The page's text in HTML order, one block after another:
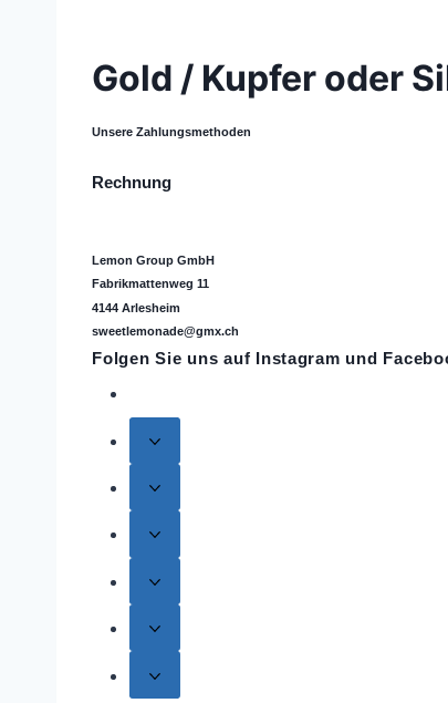
Gold / Kupfer oder
Unsere Zahlungsmethoden
Rechnung
Lemon Group GmbH
Fabrikmattenweg 11
4144 Arlesheim
sweetlemonade@gmx.ch
Folgen Sie uns auf Instagram und